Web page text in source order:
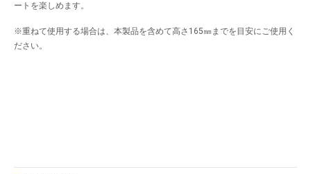
ートを楽しめます。
※重ねて使用する場合は、本製品を含めて高さ165㎜までを目安にご使用く
ださい。